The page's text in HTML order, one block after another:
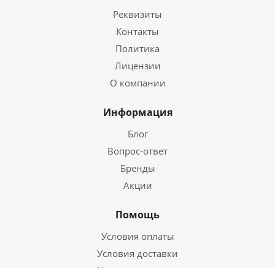
Реквизиты
Контакты
Политика
Лицензии
О компании
Информация
Блог
Вопрос-ответ
Бренды
Акции
Помощь
Условия оплаты
Условия доставки